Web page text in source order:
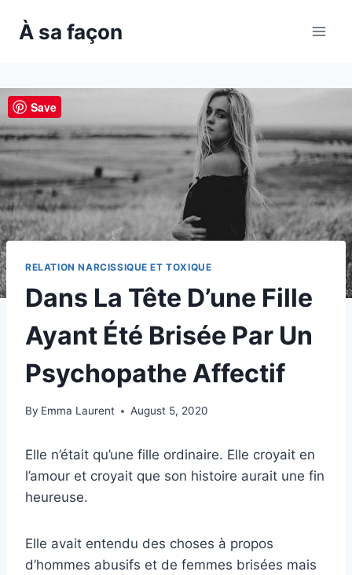
À sa façon
RELATION NARCISSIQUE ET TOXIQUE
Dans La Tête D’une Fille
Ayant Été Brisée Par Un
Psychopathe Affectif
By Emma Laurent August 5, 2020
Elle n’était qu’une fille ordinaire. Elle croyait en
l’amour et croyait que son histoire aurait une fin
heureuse.
Elle avait entendu des choses à propos
d’hommes abusifs et de femmes brisées mais
Save